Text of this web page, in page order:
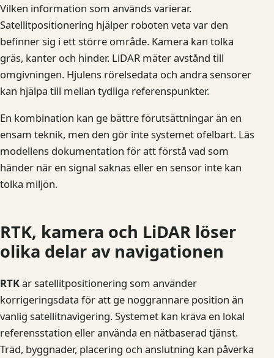
Vilken information som används varierar.
Satellitpositionering hjälper roboten veta var den
befinner sig i ett större område. Kamera kan tolka
gräs, kanter och hinder. LiDAR mäter avstånd till
omgivningen. Hjulens rörelsedata och andra sensorer
kan hjälpa till mellan tydliga referenspunkter.
En kombination kan ge bättre förutsättningar än en
ensam teknik, men den gör inte systemet ofelbart. Läs
modellens dokumentation för att förstå vad som
händer när en signal saknas eller en sensor inte kan
tolka miljön.
RTK, kamera och LiDAR löser
olika delar av navigationen
RTKär satellitpositionering som använder
korrigeringsdata för att ge noggrannare position än
vanlig satellitnavigering. Systemet kan kräva en lokal
referensstation eller använda en nätbaserad tjänst.
Träd, byggnader, placering och anslutning kan påverka